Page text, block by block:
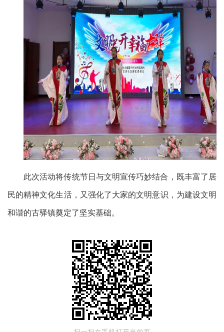
此次活动将传统节日与文明宣传巧妙结合，既丰富了居
民的精神文化生活，又强化了大家的文明意识，为建设文明
和谐的古驿镇奠定了坚实基础。